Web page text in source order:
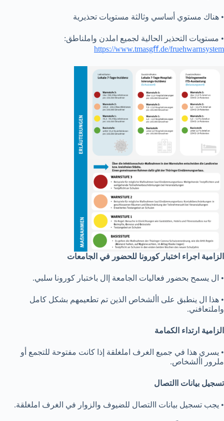
• هناك مستوي أساسي وثالثة مستويات تحذيرية
• مستويات التحذير الحالية لجميع املدن واملناطق:
https://www.tmasgﬀ.de/fruehwarnsystem
الزامية اجراء اختبار كورونا للحضور في الجامعات
• ال يسمح بحضور فعاليات الجامعة إال باختبار كورونا سلبي.
• هذا ال ينطبق على األشخاص الذين تم تطعيمهم بشكل كامل
واملتعافني.
الزامية ارتداء الكمامة
• يسري هذا في جميع الغرف املغلقة إذا كانت مفتوحة للتجمع أو
ملرور األشخاص.
تسجيل بيانات االتصال
• يجب تسجيل بيانات االتصال للضيوف والزوار في الغرف املغلقة.